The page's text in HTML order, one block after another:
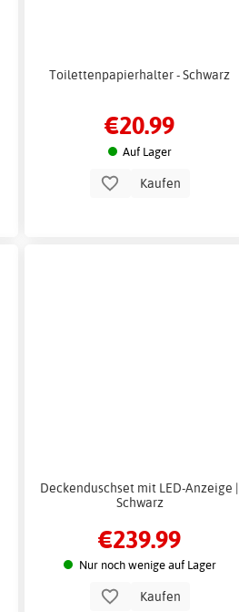
Toilettenpapierhalter - Schwarz
€20.99
Auf Lager
Kaufen
Deckenduschset mit LED-Anzeige |
Schwarz
€239.99
Nur noch wenige auf Lager
Kaufen